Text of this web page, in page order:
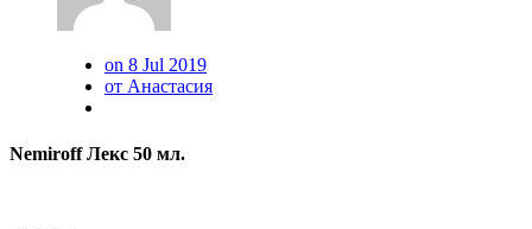
on 8 Jul 2019
от Анастасия
Nemiroff Лекс 50 мл.